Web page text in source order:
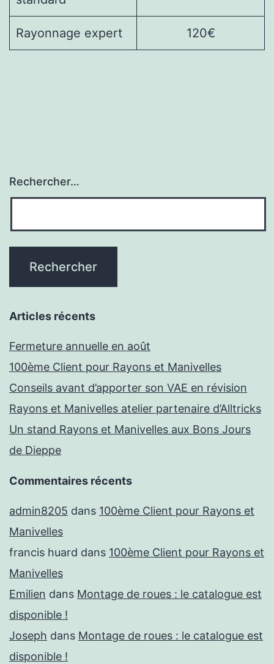
Rayonnage expert 120€
Rechercher…
Articles récents
Fermeture annuelle en août
100ème Client pour Rayons et Manivelles
Conseils avant d’apporter son VAE en révision
Rayons et Manivelles atelier partenaire d’Alltricks
Un stand Rayons et Manivelles aux Bons Jours
de Dieppe
Commentaires récents
admin8205 dans 100ème Client pour Rayons et
Manivelles
francis huard dans 100ème Client pour Rayons et
Manivelles
Emilien dans Montage de roues : le catalogue est
disponible !
Joseph dans Montage de roues : le catalogue est
disponible !